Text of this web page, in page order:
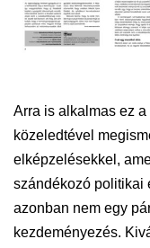
Arra is alkalmas ez
közeledtével
elképzelésekkel,
szándékozó politikai
azonban nem egy
kezdeményezés.